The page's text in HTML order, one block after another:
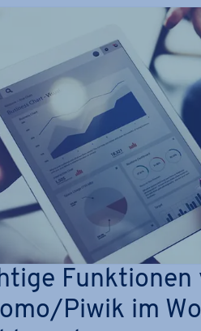
Funk­tio­nen
Piwik im